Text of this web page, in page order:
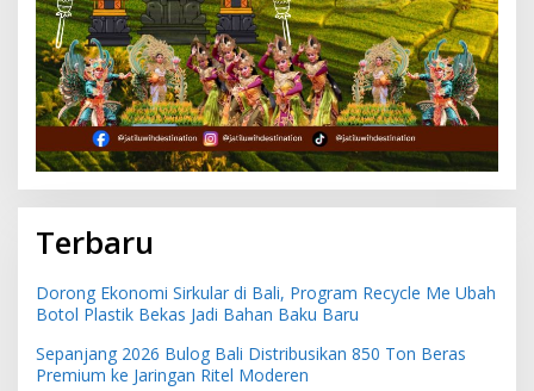
Terbaru
Dorong Ekonomi Sirkular di Bali, Program Recycle Me Ubah
Botol Plastik Bekas Jadi Bahan Baku Baru
Sepanjang 2026 Bulog Bali Distribusikan 850 Ton Beras
Premium ke Jaringan Ritel Moderen